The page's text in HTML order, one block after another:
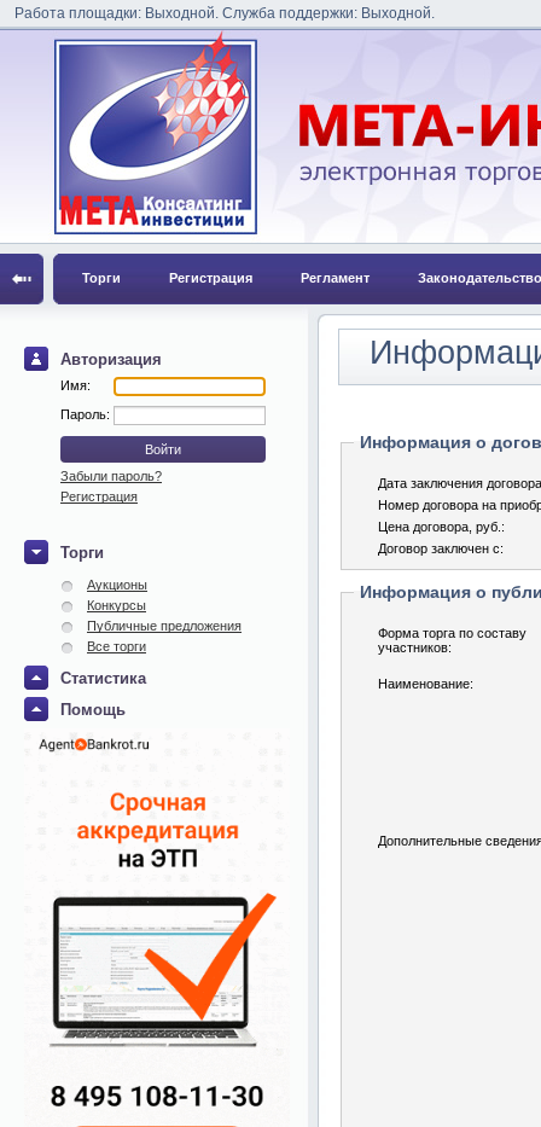
Работа площадки: Выходной. Служба поддержки: Выходной.
Торги Регистрация Регламент Законодательство
Авторизация
Имя:
Пароль:
Забыли пароль?
Регистрация
Торги
Аукционы
Конкурсы
Публичные предложения
Все торги
Статистика
Помощь
Информация о
Дата заключения
Номер договора на
Цена договора, pуб.:
Договор заключен с:
Информация о
Форма торга по составу
участников:
Наименование:
Дополнительные